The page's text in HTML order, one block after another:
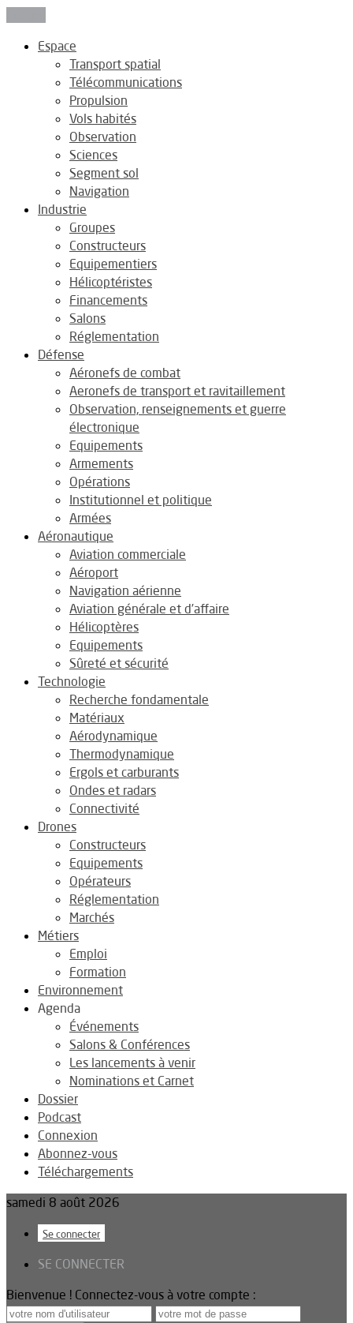
Espace
Transport spatial
Télécommunications
Propulsion
Vols habités
Observation
Sciences
Segment sol
Navigation
Industrie
Groupes
Constructeurs
Equipementiers
Hélicoptéristes
Financements
Salons
Réglementation
Défense
Aéronefs de combat
Aeronefs de transport et ravitaillement
Observation, renseignements et guerre
électronique
Equipements
Armements
Opérations
Institutionnel et politique
Armées
Aéronautique
Aviation commerciale
Aéroport
Navigation aérienne
Aviation générale et d’affaire
Hélicoptères
Equipements
Sûreté et sécurité
Technologie
Recherche fondamentale
Matériaux
Aérodynamique
Thermodynamique
Ergols et carburants
Ondes et radars
Connectivité
Drones
Constructeurs
Equipements
Opérateurs
Réglementation
Marchés
Métiers
Emploi
Formation
Environnement
Agenda
Événements
Salons & Conférences
Les lancements à venir
Nominations et Carnet
Dossier
Podcast
Connexion
Abonnez-vous
Téléchargements
samedi 8 août 2026
Se connecter
SE CONNECTER
Bienvenue ! Connectez-vous à votre compte :